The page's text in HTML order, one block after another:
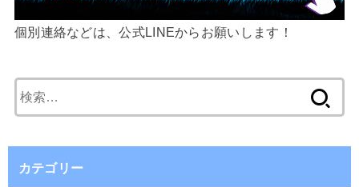
個別連絡などは、公式LINEからお願いします！
索:
カテゴリー